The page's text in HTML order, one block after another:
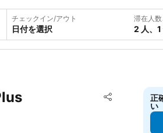
チェックイン/アウト
日付を選択
滞在人
2 人、1
シェア
お気に入
正
い